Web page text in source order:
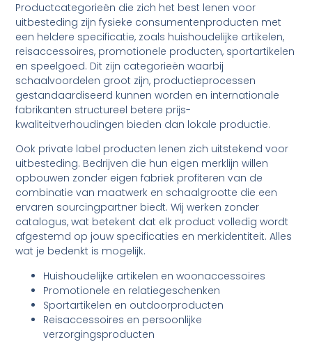
Productcategorieën die zich het best lenen voor
uitbesteding zijn fysieke consumentenproducten met
een heldere specificatie, zoals huishoudelijke artikelen,
reisaccessoires, promotionele producten, sportartikelen
en speelgoed. Dit zijn categorieën waarbij
schaalvoordelen groot zijn, productieprocessen
gestandaardiseerd kunnen worden en internationale
fabrikanten structureel betere prijs-
kwaliteitverhoudingen bieden dan lokale productie.
Ook private label producten lenen zich uitstekend voor
uitbesteding. Bedrijven die hun eigen merklijn willen
opbouwen zonder eigen fabriek profiteren van de
combinatie van maatwerk en schaalgrootte die een
ervaren sourcingpartner biedt. Wij werken zonder
catalogus, wat betekent dat elk product volledig wordt
afgestemd op jouw specificaties en merkidentiteit. Alles
wat je bedenkt is mogelijk.
Huishoudelijke artikelen en woonaccessoires
Promotionele en relatiegeschenken
Sportartikelen en outdoorproducten
Reisaccessoires en persoonlijke
verzorgingsproducten